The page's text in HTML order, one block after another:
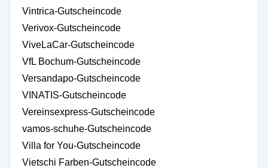
Vintrica-Gutscheincode
Verivox-Gutscheincode
ViveLaCar-Gutscheincode
VfL Bochum-Gutscheincode
Versandapo-Gutscheincode
VINATIS-Gutscheincode
Vereinsexpress-Gutscheincode
vamos-schuhe-Gutscheincode
Villa for You-Gutscheincode
Vietschi Farben-Gutscheincode